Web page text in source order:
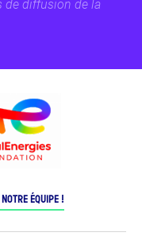
de diffusion de la
ÉQUIPE !